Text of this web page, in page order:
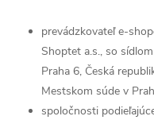
prevádzkovateľ e-
Shoptet a.s., so
Praha 6, Česká
Mestskom súde v
spoločnosti